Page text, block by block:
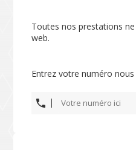
Toutes nos prestations
web.
Entrez votre numéro